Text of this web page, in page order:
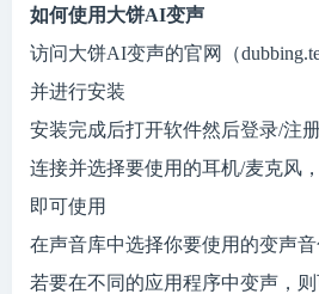
如何使用大饼AI变声
访问大饼AI变声的官网（
并进行安装
安装完成后打开软件然后登录/注
连接并选择要使用的耳机/麦克风
即可使用
在声音库中选择你要使用的变声
若要在不同的应用程序中变声，